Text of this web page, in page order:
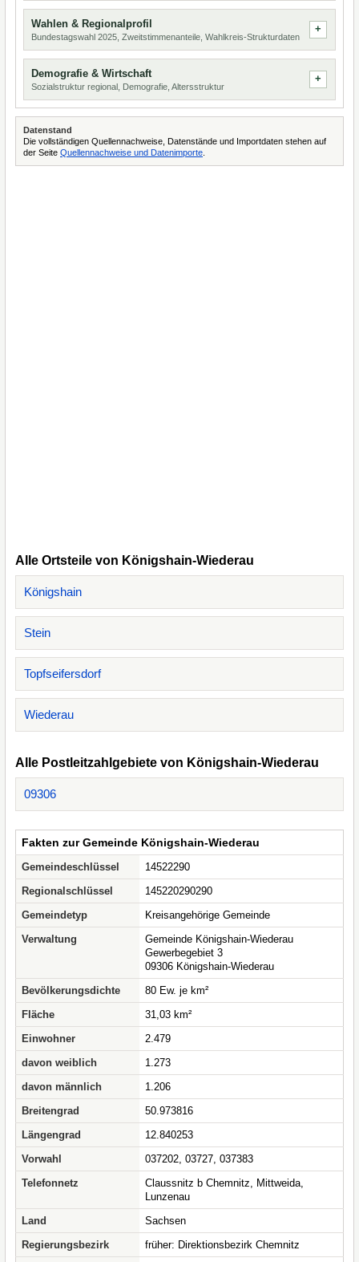
Wahlen & Regionalprofil
Bundestagswahl 2025, Zweitstimmenanteile, Wahlkreis-Strukturdaten
Demografie & Wirtschaft
Sozialstruktur regional, Demografie, Altersstruktur
Datenstand
Die vollständigen Quellennachweise, Datenstände und Importdaten stehen auf
der Seite Quellennachweise und Datenimporte
Alle Ortsteile von Königshain-Wiederau
Königshain
Stein
Topfseifersdorf
Wiederau
Alle Postleitzahlgebiete von Königshain-Wiederau
09306
Fakten zur Gemeinde Königshain-Wiederau
Gemeindeschlüssel
14522290
Regionalschlüssel
145220290290
Gemeindetyp
Kreisangehörige Gemeinde
Verwaltung
Gemeinde Königshain-Wiederau
Gewerbegebiet 3
09306 Königshain-Wiederau
Bevölkerungsdichte
80 Ew. je km²
Fläche
31,03 km²
Einwohner
2.479
davon weiblich
1.273
davon männlich
1.206
Breitengrad
50.973816
Längengrad
12.840253
Vorwahl
037202, 03727, 037383
Telefonnetz
Claussnitz b Chemnitz, Mittweida,
Lunzenau
Land
Sachsen
Regierungsbezirk
früher: Direktionsbezirk Chemnitz